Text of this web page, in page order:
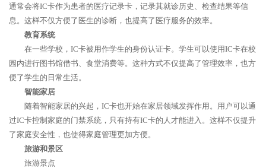
通常会将IC卡作为患者的医疗记录卡，记录其就诊历史、检查结果等信
息。这样不仅方便了医生的诊断，也提高了医疗服务的效率。
教育系统
在一些学校，IC卡被用作学生的身份认证卡。学生可以使用IC卡在校
园内进行图书馆借书、食堂消费等。这种方式不仅提高了管理效率，也方
便了学生的日常生活。
智能家居
随着智能家居的兴起，IC卡也开始在家居领域发挥作用。用户可以通
过IC卡控制家庭的门禁系统，只有持有IC卡的人才能进入。这样不仅提升
了家庭安全性，也使得家庭管理更加方便。
旅游和景区
旅游景点